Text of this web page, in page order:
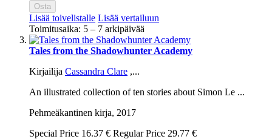
Osta
Lisää toivelistalle Lisää vertailuun
Toimitusaika: 5 – 7 arkipäivää
Tales from the Shadowhunter Academy
Kirjailija Cassandra Clare ,...
An illustrated collection of ten stories about Simon Le ...
Pehmeäkantinen kirja, 2017
Special Price 16.37 € Regular Price 29.77 €